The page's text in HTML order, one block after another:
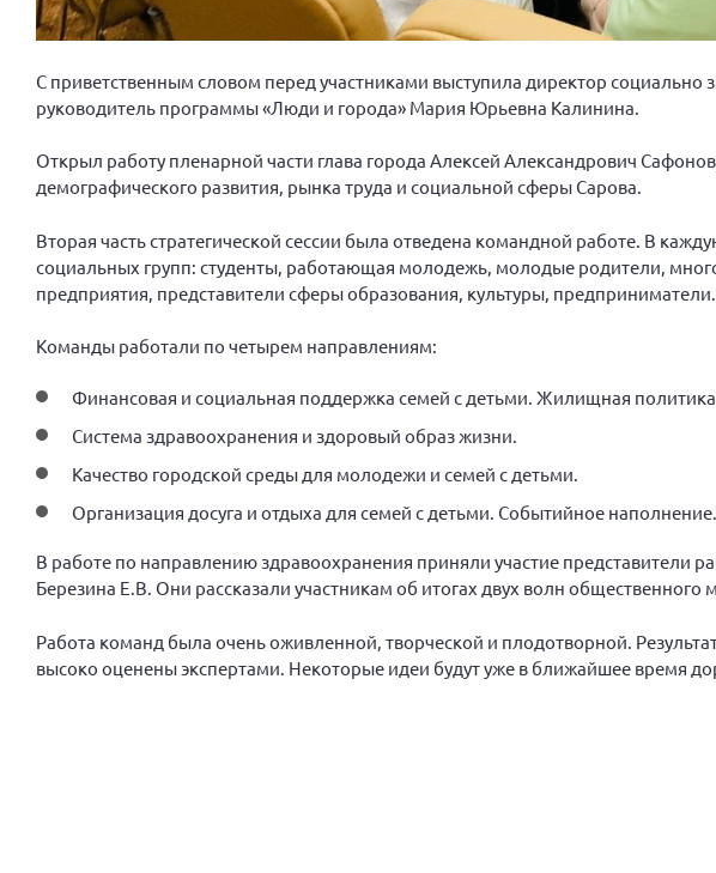
С приветственным словом перед участниками выступила директор социально
руководитель программы «Люди и города» Мария Юрьевна Калинина.
Открыл работу пленарной части глава города Алексей Александрович
демографического развития, рынка труда и социальной сферы Сарова.
Вторая часть стратегической сессии была отведена командной работе. В
социальных групп: студенты, работающая молодежь, молодые родители,
предприятия, представители сферы образования, культуры, предприниматели.
Команды работали по четырем направлениям:
Финансовая и социальная поддержка семей с детьми. Жилищная политика.
Система здравоохранения и здоровый образ жизни.
Качество городской среды для молодежи и семей с детьми.
Организация досуга и отдыха для семей с детьми. Событийное наполнение.
В работе по направлению здравоохранения приняли участие представители
Березина Е.В. Они рассказали участникам об итогах двух волн
Работа команд была очень оживленной, творческой и плодотворной.
высоко оценены экспертами. Некоторые идеи будут уже в ближайшее время